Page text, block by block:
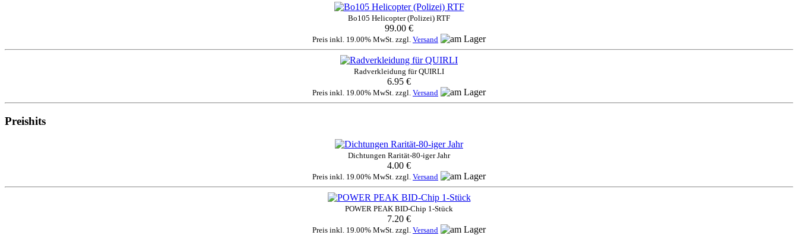
Bo105 Helicopter (Polizei) RTF
99.00 €
Preis inkl. 19.00% MwSt. zzgl. Versand
Radverkleidung für QUIRLI
6.95 €
Preis inkl. 19.00% MwSt. zzgl. Versand
Preishits
Dichtungen Rarität-80-iger Jahr
4.00 €
Preis inkl. 19.00% MwSt. zzgl. Versand
POWER PEAK BID-Chip 1-Stück
7.20 €
Preis inkl. 19.00% MwSt. zzgl. Versand